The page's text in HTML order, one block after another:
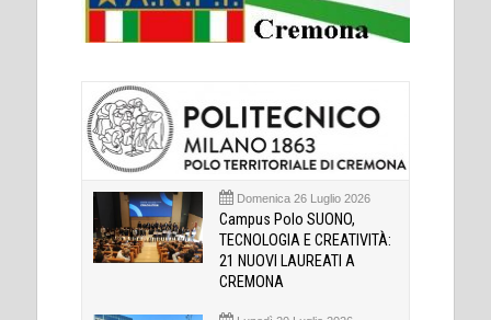
Domenica 26 Luglio 2026
Campus Polo SUONO,
TECNOLOGIA E CREATIVITÀ:
21 NUOVI LAUREATI A
CREMONA